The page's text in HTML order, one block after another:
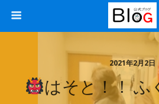
2021年2月2日
はそと！！ ふ